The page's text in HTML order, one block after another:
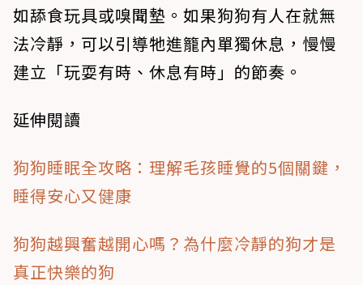
如舔食玩具或嗅聞墊。如果狗狗有人在就無
法冷靜，可以引導牠進籠內單獨休息，慢慢
建立「玩耍有時、休息有時」的節奏。
延伸閱讀
狗狗睡眠全攻略：理解毛孩睡覺的5個關鍵，
睡得安心又健康
狗狗越興奮越開心嗎？為什麼冷靜的狗才是
真正快樂的狗